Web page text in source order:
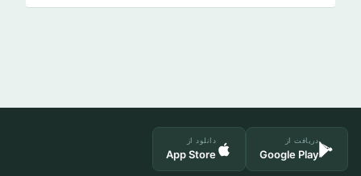
دریافت از
Google Play
دانلود از
App Store